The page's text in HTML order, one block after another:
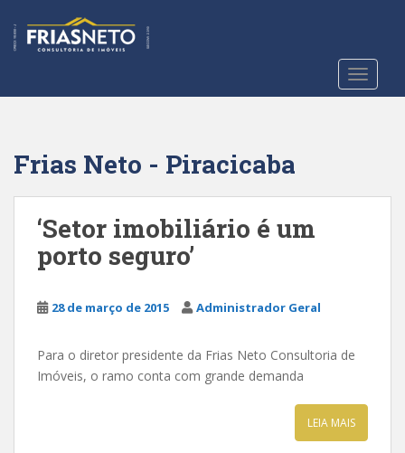
t
Frias Neto - Piracicaba
‘Setor imobiliário é um
porto seguro’
28 de março de 2015 Administrador Geral
Para o diretor presidente da Frias Neto Consultoria de
Imóveis, o ramo conta com grande demanda
LEIA MAIS